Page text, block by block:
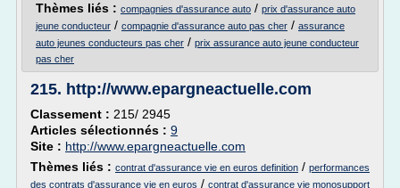
Thèmes liés : compagnies d'assurance auto / prix d'assurance auto
jeune conducteur / compagnie d'assurance auto pas cher / assurance
auto jeunes conducteurs pas cher / prix assurance auto jeune conducteur
pas cher
215. http://www.epargneactuelle.com
Classement : 215/ 2945
Articles sélectionnés : 9
Site : http://www.epargneactuelle.com
Thèmes liés : contrat d'assurance vie en euros definition / performances
des contrats d'assurance vie en euros / contrat d'assurance vie monosupport